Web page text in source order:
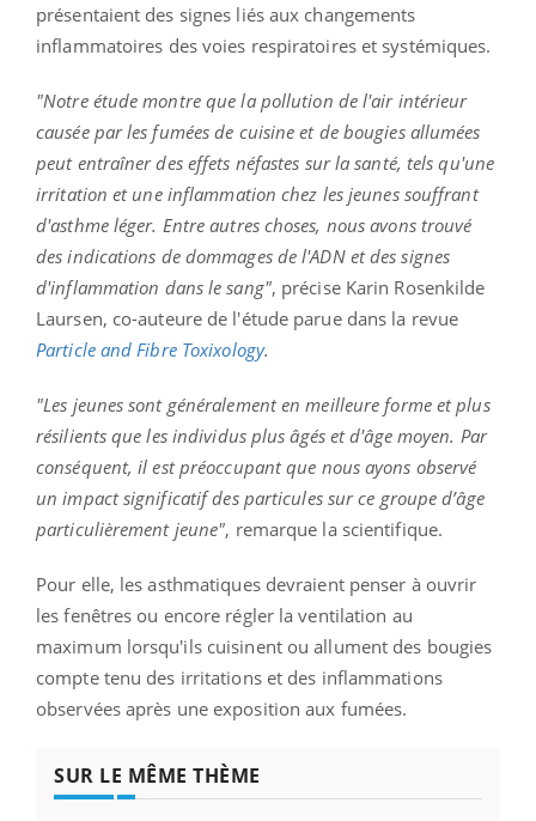
présentaient des signes liés aux changements
inflammatoires des voies respiratoires et systémiques.
"Notre étude montre que la pollution de l'air intérieur
causée par les fumées de cuisine et de bougies allumées
peut entraîner des effets néfastes sur la santé, tels qu'une
irritation et une inflammation chez les jeunes souffrant
d'asthme léger. Entre autres choses, nous avons trouvé
des indications de dommages de l'ADN et des signes
d'inflammation dans le sang", précise Karin Rosenkilde
Laursen, co-auteure de l'étude parue dans la revue
Particle and Fibre Toxixology.
"Les jeunes sont généralement en meilleure forme et plus
résilients que les individus plus âgés et d'âge moyen. Par
conséquent, il est préoccupant que nous ayons observé
un impact significatif des particules sur ce groupe d’âge
particulièrement jeune", remarque la scientifique.
Pour elle, les asthmatiques devraient penser à ouvrir
les fenêtres ou encore régler la ventilation au
maximum lorsqu'ils cuisinent ou allument des bougies
compte tenu des irritations et des inflammations
observées après une exposition aux fumées.
SUR LE MÊME THÈME